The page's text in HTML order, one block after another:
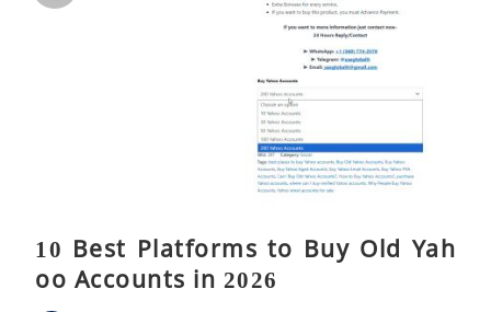
10 Best Platforms to Buy Old Yah
oo Accounts in 2026